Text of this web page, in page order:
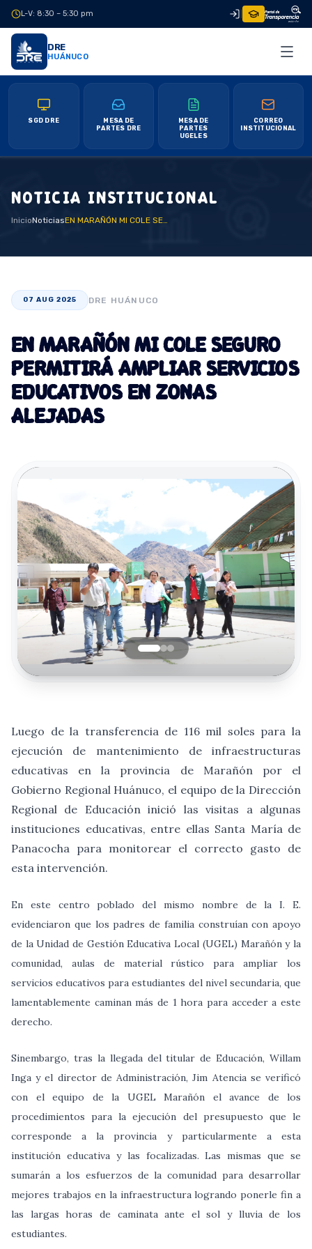
L-V: 8:30 – 5:30 pm
DRE
HUÁNUCO
SGD DRE
MESA DE
PARTES DRE
MESA DE
PARTES
UGELES
CORREO
INSTITUCIONAL
NOTICIA INSTITUCIONAL
InicioNoticias EN MARAÑÓN MI COLE SEGURO PERMITIRÁ AMPLIAR SERVICIOS EDUCATIVOS EN ZONAS ALEJADAS
07 AUG 2025 DRE HUÁNUCO
EN MARAÑÓN MI COLE SEGURO
PERMITIRÁ AMPLIAR SERVICIOS
EDUCATIVOS EN ZONAS
ALEJADAS
Luego de la transferencia de 116 mil soles para la
ejecución de mantenimiento de infraestructuras
educativas en la provincia de Marañón por el
Gobierno Regional Huánuco, el equipo de la Dirección
Regional de Educación inició las visitas a algunas
instituciones educativas, entre ellas Santa María de
Panacocha para monitorear el correcto gasto de
esta intervención.
En este centro poblado del mismo nombre de la I. E.
evidenciaron que los padres de familia construían con apoyo
de la Unidad de Gestión Educativa Local (UGEL) Marañón y la
comunidad, aulas de material rústico para ampliar los
servicios educativos para estudiantes del nivel secundaria, que
lamentablemente caminan más de 1 hora para acceder a este
derecho.
Sinembargo, tras la llegada del titular de Educación, Willam
Inga y el director de Administración, Jim Atencia se verificó
con el equipo de la UGEL Marañón el avance de los
procedimientos para la ejecución del presupuesto que le
corresponde a la provincia y particularmente a esta
institución educativa y las focalizadas. Las mismas que se
sumarán a los esfuerzos de la comunidad para desarrollar
mejores trabajos en la infraestructura logrando ponerle fin a
las largas horas de caminata ante el sol y lluvia de los
estudiantes.